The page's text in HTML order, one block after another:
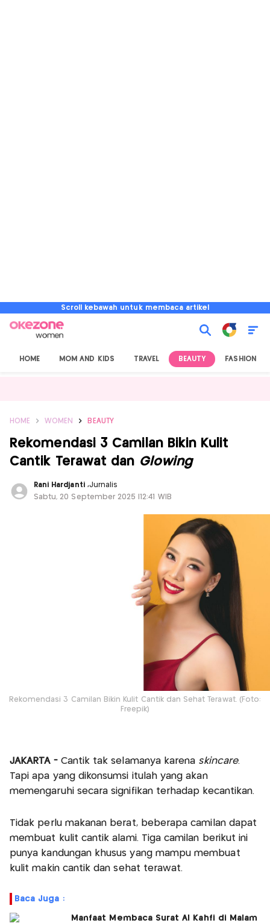
Scroll kebawah untuk membaca artikel
HOME MOM AND KIDS TRAVEL BEAUTY FASHION
HOME WOMEN BEAUTY
Rekomendasi 3 Camilan Bikin Kulit
Cantik Terawat dan Glowing
Rani Hardjanti ,Jurnalis
Sabtu, 20 September 2025 |12:41 WIB
Rekomendasi 3 Camilan Bikin Kulit Cantik dan Sehat Terawat. (Foto:
Freepik)
JAKARTA - Cantik tak selamanya karena skincare.
Tapi apa yang dikonsumsi itulah yang akan
memengaruhi secara signifikan terhadap kecantikan.
Tidak perlu makanan berat, beberapa camilan dapat
membuat kulit cantik alami. Tiga camilan berikut ini
punya kandungan khusus yang mampu membuat
kulit makin cantik dan sehat terawat.
Baca Juga :
Manfaat Membaca Surat Al Kahfi di Malam